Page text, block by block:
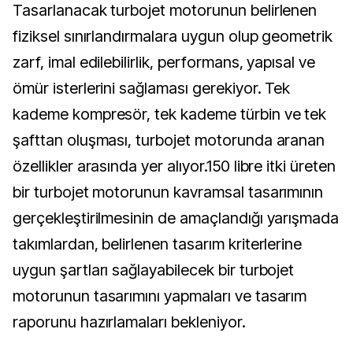
Tasarlanacak turbojet motorunun belirlenen
fiziksel sınırlandırmalara uygun olup geometrik
zarf, imal edilebilirlik, performans, yapısal ve
ömür isterlerini sağlaması gerekiyor. Tek
kademe kompresör, tek kademe türbin ve tek
şafttan oluşması, turbojet motorunda aranan
özellikler arasında yer alıyor.150 libre itki üreten
bir turbojet motorunun kavramsal tasarımının
gerçekleştirilmesinin de amaçlandığı yarışmada
takımlardan, belirlenen tasarım kriterlerine
uygun şartları sağlayabilecek bir turbojet
motorunun tasarımını yapmaları ve tasarım
raporunu hazırlamaları bekleniyor.